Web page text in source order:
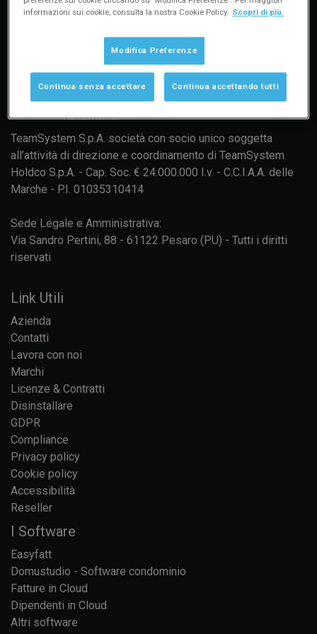
TeamSystem S.p.A. società con socio unico soggetta
all’attività di direzione e coordinamento di TeamSystem
Holdco S.p.A. - Cap. Soc. € 24.000.000 I.v. - C.C.I.A.A. delle
Marche - P.I. 01035310414
Sede Legale e Amministrativa:
Via Sandro Pertini, 88 - 61122 Pesaro (PU) - Tutti i diritti
riservati
Link Utili
Azienda
Contatti
Lavora con noi
Marchi
Licenze & Contratti
Disinstallare
GDPR
Compliance
Privacy policy
Cookie policy
Accessibilità
Reseller
I Software
Easyfatt
Domustudio - Software condominio
Fatture in Cloud
Dipendenti in Cloud
Altri software
informazioni sui cookie, consulta la nostra Cookie Policy. Scopri di più.
Modifica Preferenze
Continua senza accettare Continua accettando tutti